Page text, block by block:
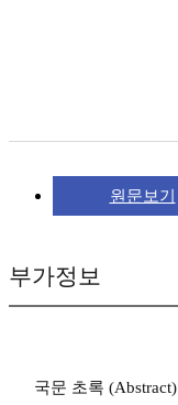
원문보기
부가정보
국문 초록 (Abstract)